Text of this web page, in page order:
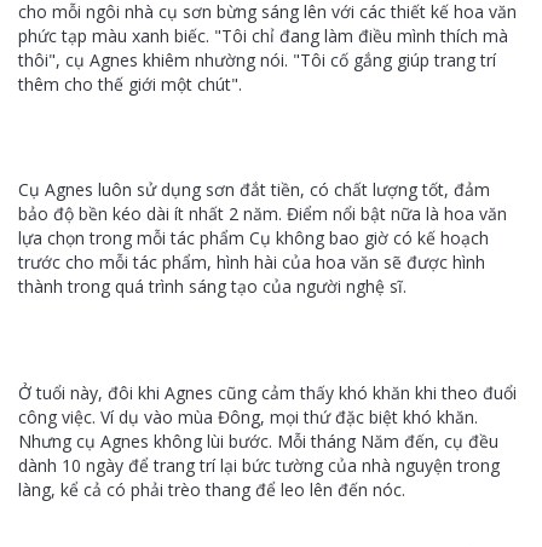
cho mỗi ngôi nhà cụ sơn bừng sáng lên với các thiết kế hoa văn
phức tạp màu xanh biếc. "Tôi chỉ đang làm điều mình thích mà
thôi", cụ Agnes khiêm nhường nói. "Tôi cố gắng giúp trang trí
thêm cho thế giới một chút".
Cụ Agnes luôn sử dụng sơn đắt tiền, có chất lượng tốt, đảm
bảo độ bền kéo dài ít nhất 2 năm. Điểm nổi bật nữa là hoa văn
lựa chọn trong mỗi tác phẩm Cụ không bao giờ có kế hoạch
trước cho mỗi tác phẩm, hình hài của hoa văn sẽ được hình
thành trong quá trình sáng tạo của người nghệ sĩ.
Ở tuổi này, đôi khi Agnes cũng cảm thấy khó khăn khi theo đuổi
công việc. Ví dụ vào mùa Đông, mọi thứ đặc biệt khó khăn.
Nhưng cụ Agnes không lùi bước. Mỗi tháng Năm đến, cụ đều
dành 10 ngày để trang trí lại bức tường của nhà nguyện trong
làng, kể cả có phải trèo thang để leo lên đến nóc.